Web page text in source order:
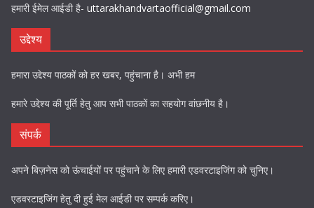
हमारी ईमेल आईडी है- uttarakhandvartaofficial@gmail.com
उद्देश्य
हमारा उद्देश्य पाठकों को हर खबर, पहुंचाना है। अभी हम
हमारे उद्देश्य की पूर्ति हेतु आप सभी पाठकों का सहयोग वांछनीय है।
संपर्क
अपने बिज़नेस को ऊंचाईयों पर पहुंचाने के लिए हमारी एडवरटाइजिंग को चुनिए।
एडवरटाइजिंग हेतु दी हुई मेल आईडी पर सम्पर्क करिए।